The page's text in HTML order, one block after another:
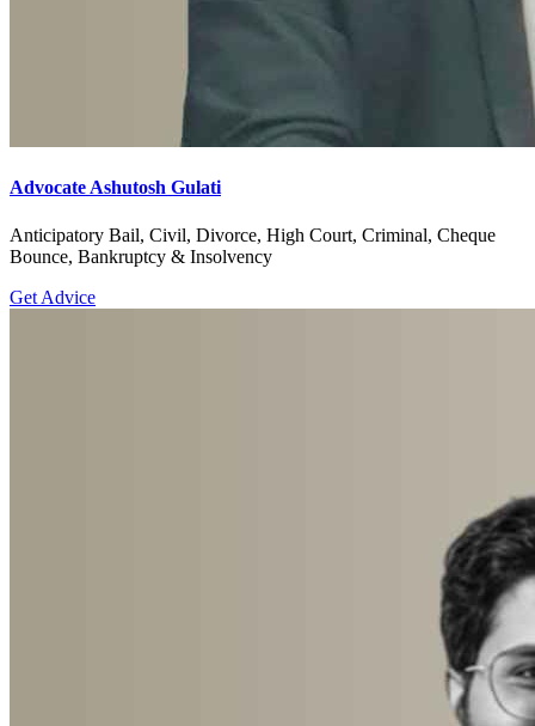
Advocate Ashutosh Gulati
Anticipatory Bail, Civil, Divorce, High Court, Criminal, Cheque
Bounce, Bankruptcy & Insolvency
Get Advice